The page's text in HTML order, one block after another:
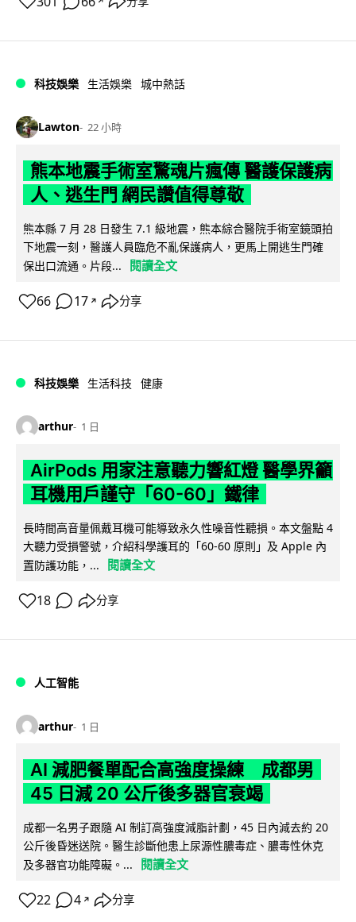
科技娛樂 生活娛樂 城中熱話
Lawton 22 小時
熊本地震手術室驚魂片瘋傳 醫護保護病
人、逃生門 網民讚值得尊敬
熊本縣 7 月 28 日發生 7.1 級地震，熊本綜合醫院手術室鏡頭拍
下地震一刻，醫護人員臨危不亂保護病人，更馬上開逃生門確
保出口流通。片段...
閱讀全文
66 17 ↗ 分享
科技娛樂 生活科技 健康
arthur 1 日
AirPods 用家注意聽力響紅燈 醫學界籲
耳機用戶謹守「60-60」鐵律
長時間高音量佩戴耳機可能導致永久性噪音性聽損。本文盤點 4
大聽力受損警號，介紹科學護耳的「60-60 原則」及 Apple 內
置防護功能，...
閱讀全文
18 分享
人工智能
arthur 1 日
AI 減肥餐單配合高強度操練 成都男
45 日減 20 公斤後多器官衰竭
成都一名男子跟隨 AI 制訂高強度減脂計劃，45 日內減去約 20
公斤後昏迷送院。醫生診斷他患上尿源性膿毒症、膿毒性休克
及多器官功能障礙。...
閱讀全文
22 4 ↗ 分享